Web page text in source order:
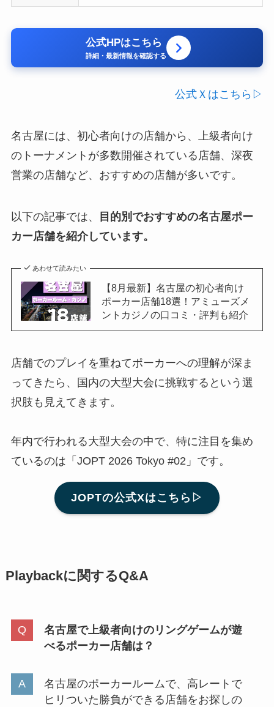
公式HPはこちら
詳細・最新情報を確認する
公式Ｘはこちら▷
名古屋には、初心者向けの店舗から、上級者向け
のトーナメントが多数開催されている店舗、深夜
営業の店舗など、おすすめの店舗が多いです。
以下の記事では、
目的別でおすすめの名古屋ポー
カー店舗を紹介しています。
あわせて読みたい
【8月最新】名古屋の初心者向け
ポーカー店舗18選！アミューズメ
ントカジノの口コミ・評判も紹介
店舗でのプレイを重ねてポーカーへの理解が深ま
ってきたら、国内の大型大会に挑戦するという選
択肢も見えてきます。
年内で行われる大型大会の中で、特に注目を集め
ているのは「JOPT 2026 Tokyo #02」です。
JOPTの公式Xはこちら▷
Playbackに関するQ&A
名古屋で上級者向けのリングゲームが遊
べるポーカー店舗は？
名古屋のポーカールームで、高レートで
ヒリついた勝負ができる店舗をお探しの